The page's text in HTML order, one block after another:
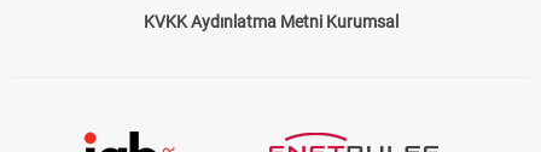
KVKK Aydınlatma Metni Kurumsal